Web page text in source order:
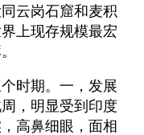
云岗石窟和麦积
上现存规模最宏
库。
时期。一，发展
，明显受到印度
高鼻细眼，面相